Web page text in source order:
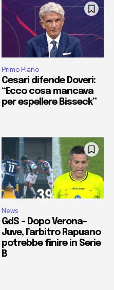
Primo Piano
Cesari difende Doveri:
“Ecco cosa mancava
per espellere Bisseck”
News
GdS – Dopo Verona-
Juve, l’arbitro Rapuano
potrebbe finire in Serie
B